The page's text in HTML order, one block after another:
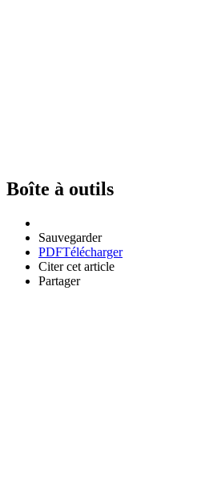
Boîte à outils
Sauvegarder
PDFTélécharger
Citer cet article
Partager